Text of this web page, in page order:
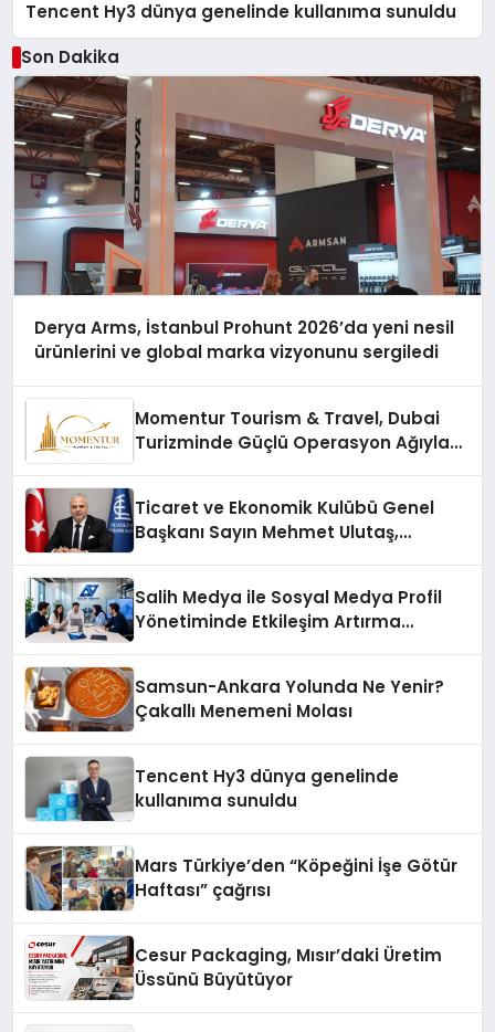
Tencent Hy3 dünya genelinde kullanıma sunuldu
Son Dakika
Derya Arms, İstanbul Prohunt 2026’da yeni nesil
ürünlerini ve global marka vizyonunu sergiledi
Momentur Tourism & Travel, Dubai
Turizminde Güçlü Operasyon Ağıyla
Ticaret ve Ekonomik Kulübü Genel
Başkanı Sayın Mehmet Ulutaş,
Salih Medya ile Sosyal Medya Profil
Yönetiminde Etkileşim Artırma
Samsun-Ankara Yolunda Ne Yenir?
Çakallı Menemeni Molası
Tencent Hy3 dünya genelinde
kullanıma sunuldu
Mars Türkiye’den “Köpeğini İşe Götür
Haftası” çağrısı
Cesur Packaging, Mısır’daki Üretim
Üssünü Büyütüyor